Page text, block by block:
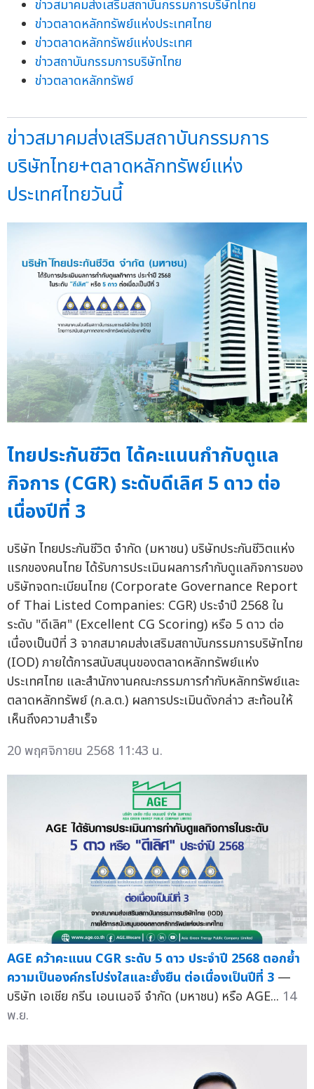
ข่าวสมาคมส่งเสริมสถาบันกรรมการบริษัทไทย
ข่าวตลาดหลักทรัพย์แห่งประเทศไทย
ข่าวตลาดหลักทรัพย์แห่งประเทศ
ข่าวสถาบันกรรมการบริษัทไทย
ข่าวตลาดหลักทรัพย์
ข่าวสมาคมส่งเสริมสถาบันกรรมการ
บริษัทไทย+ตลาดหลักทรัพย์แห่ง
ประเทศไทยวันนี้
ไทยประกันชีวิต ได้คะแนนกำกับดูแล
กิจการ (CGR) ระดับดีเลิศ 5 ดาว ต่อ
เนื่องปีที่ 3
บริษัท ไทยประกันชีวิต จำกัด (มหาชน) บริษัทประกันชีวิตแห่ง
แรกของคนไทย ได้รับการประเมินผลการกำกับดูแลกิจการของ
บริษัทจดทะเบียนไทย (Corporate Governance Report
of Thai Listed Companies: CGR) ประจำปี 2568 ใน
ระดับ "ดีเลิศ" (Excellent CG Scoring) หรือ 5 ดาว ต่อ
เนื่องเป็นปีที่ 3 จากสมาคมส่งเสริมสถาบันกรรมการบริษัทไทย
(IOD) ภายใต้การสนับสนุนของตลาดหลักทรัพย์แห่ง
ประเทศไทย และสำนักงานคณะกรรมการกำกับหลักทรัพย์และ
ตลาดหลักทรัพย์ (ก.ล.ต.) ผลการประเมินดังกล่าว สะท้อนให้
เห็นถึงความสำเร็จ
20 พฤศจิกายน 2568 11:43 น.
AGE คว้าคะแนน CGR ระดับ 5 ดาว ประจำปี 2568 ตอกย้ำ
ความเป็นองค์กรโปร่งใสและยั่งยืน ต่อเนื่องเป็นปีที่ 3 —
บริษัท เอเชีย กรีน เอนเนอจี จำกัด (มหาชน) หรือ AGE... 14
พ.ย.